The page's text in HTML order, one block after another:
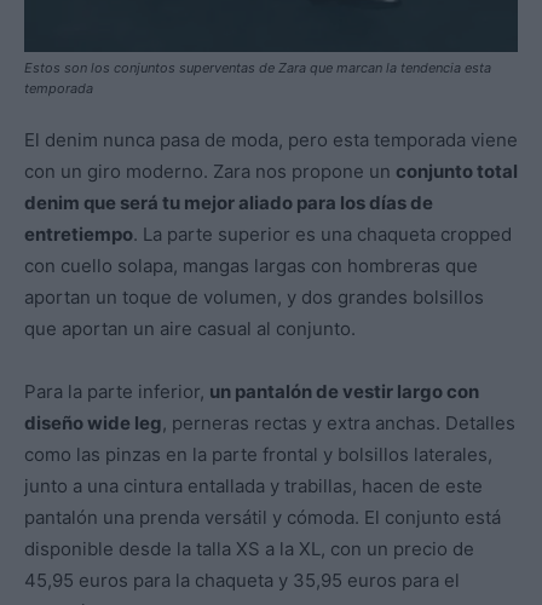
Estos son los conjuntos superventas de Zara que marcan la tendencia esta
temporada
El denim nunca pasa de moda, pero esta temporada viene
con un giro moderno. Zara nos propone un conjunto total
denim que será tu mejor aliado para los días de
entretiempo. La parte superior es una chaqueta cropped
con cuello solapa, mangas largas con hombreras que
aportan un toque de volumen, y dos grandes bolsillos
que aportan un aire casual al conjunto.
Para la parte inferior, un pantalón de vestir largo con
diseño wide leg, perneras rectas y extra anchas. Detalles
como las pinzas en la parte frontal y bolsillos laterales,
junto a una cintura entallada y trabillas, hacen de este
pantalón una prenda versátil y cómoda. El conjunto está
disponible desde la talla XS a la XL, con un precio de
45,95 euros para la chaqueta y 35,95 euros para el